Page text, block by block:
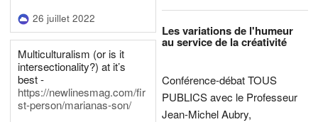
26 juillet 2022
Multiculturalism (or is it
intersectionality?) at it’s
best -
https://newlinesmag.com/fir
st-person/marianas-son/
Les variations de l'humeur
au service de la créativité
Conférence-débat TOUS
PUBLICS avec le Professeur
Jean-Michel Aubry,